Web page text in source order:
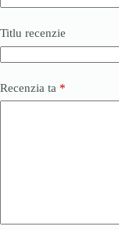
Titlu recenzie
Recenzia ta *